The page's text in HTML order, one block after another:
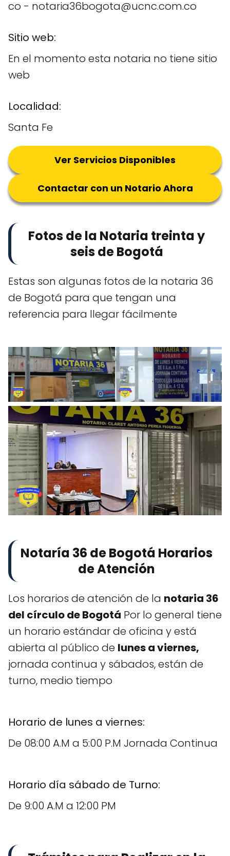
co - notaria36bogota@ucnc.com.co
Sitio web:
En el momento esta notaria no tiene sitio
web
Localidad:
Santa Fe
Ver Servicios Disponibles
Contactar con un Notario Ahora
Fotos de la Notaria treinta y
seis de Bogotá
Estas son algunas fotos de la notaria 36
de Bogotá para que tengan una
referencia para llegar fácilmente
Notaría 36 de Bogotá Horarios
de Atención
Los horarios de atención de la notaria 36
del círculo de Bogotá Por lo general tiene
un horario estándar de oficina y está
abierta al público de lunes a viernes,
jornada continua y sábados, están de
turno, medio tiempo
Horario de lunes a viernes:
De 08:00 A.M a 5:00 P.M Jornada Continua
Horario día sábado de Turno:
De 9:00 A.M a 12:00 PM